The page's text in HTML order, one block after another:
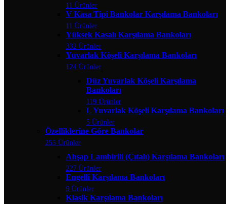
11 Ürünler
V Kasa Tipi Bankolar Karşılama Bankoları
11 Ürünler
Yüksek Kasalı Karşılama Bankoları
332 Ürünler
Yuvarlak Köşeli Karşılama Bankoları
124 Ürünler
Düz Yuvarlak Köşeli Karşılama
Bankoları
119 Ürünler
L Yuvarlak Köşeli Karşılama Bankoları
5 Ürünler
Özelliklerine Göre Bankolar
255 Ürünler
Ahşap Lambirili (Çıtalı) Karşılama Bankoları
227 Ürünler
Engelli Karşılama Bankoları
9 Ürünler
Klasik Karşılama Bankoları